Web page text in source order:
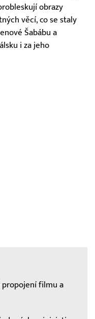
obrazy
věcí, co se staly
Šabábu a
i za jeho
propojení filmu a